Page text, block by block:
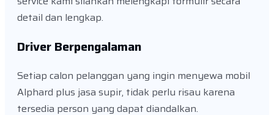
detail dan lengkap.
Driver Berpengalaman
Setiap calon pelanggan yang ingin menyewa mobil
Alphard plus jasa supir, tidak perlu risau karena
tersedia person yang dapat diandalkan.